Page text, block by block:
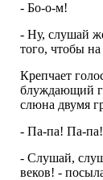
- Бо-о-м!
- Ну, слушай
того, чтобы
Крепчает
блуждающий
слюна двумя
- Па-па! Па-па!
- Слушай,
веков! -